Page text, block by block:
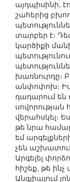
այդպիսինի,
շահերից
տարբեր է։
կարծիքի
խառնուրդը։
անփոփոխ։
դադարում են
սովորության
վերահսկել։
թե նրա
եմ
չեն
Արգելել
հիշեք, թե
Անգլիայում